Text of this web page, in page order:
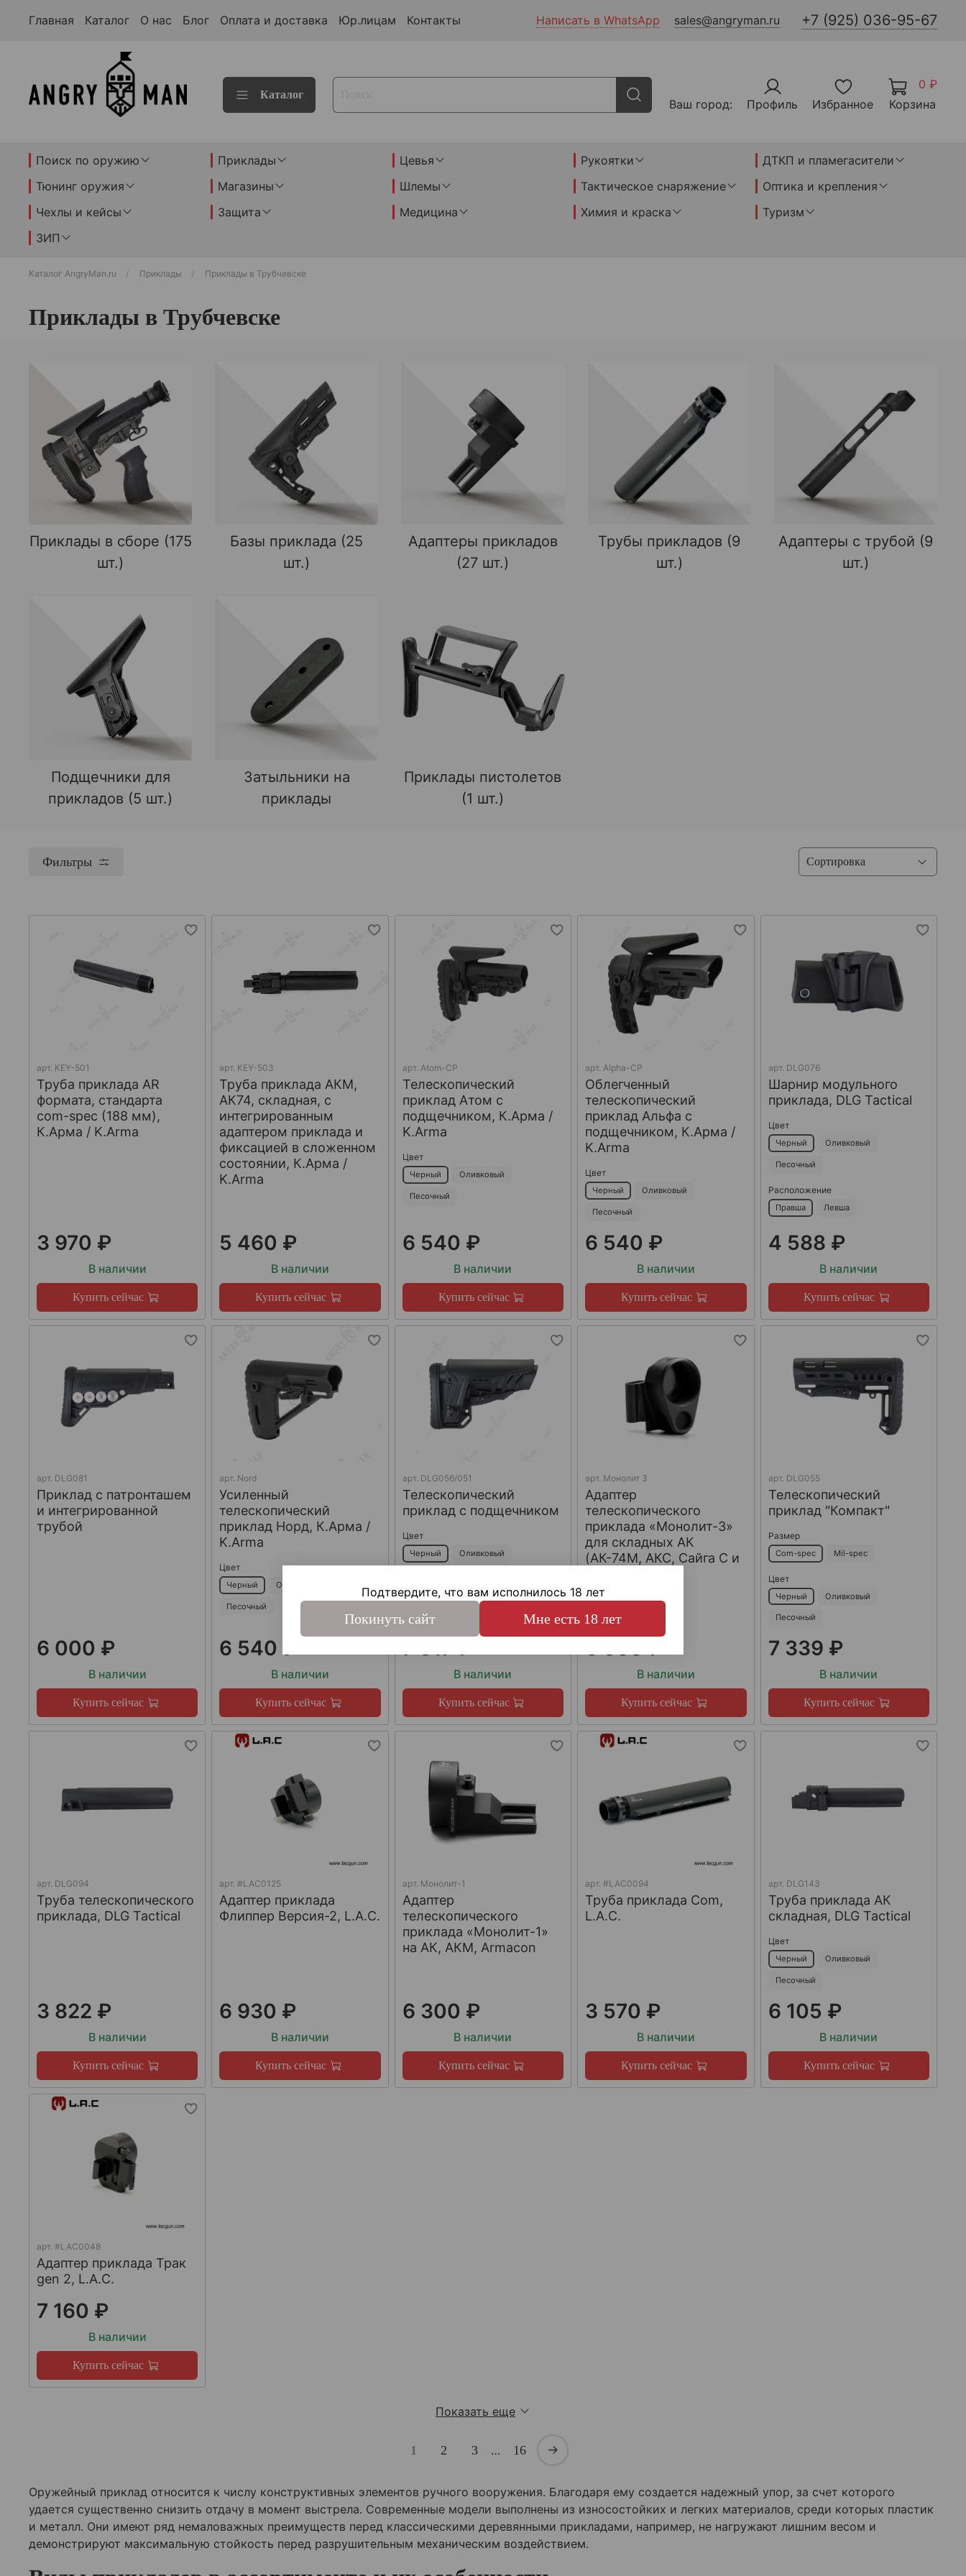
Главная Каталог О нас Блог Оплата и доставка Юр.лицам Контакты Написать в WhatsApp sales@angryman.ru +7 (925) 036-95-67
Каталог
Ваш город: Профиль Избранное
0 ₽
Корзина
Поиск по оружию Приклады Цевья Рукоятки
ДТКП и пламегасители
Тюнинг оружия
Магазины Шлемы Тактическое снаряжение
Оптика и крепления
Чехлы и кейсы
Защита Медицина Химия и краска
Туризм
ЗИП
Каталог AngryMan.ru Приклады Приклады в Трубчевске
Приклады в Трубчевске
Приклады в сборе (175
шт.)
Базы приклада (25
шт.)
Адаптеры прикладов
(27 шт.)
Трубы прикладов (9
шт.)
Адаптеры с трубой (9
шт.)
Подщечники для
прикладов (5 шт.)
Затыльники на
приклады
Приклады пистолетов
(1 шт.)
Фильтры
арт. KEY-501
Труба приклада AR
формата, стандарта
com-spec (188 мм),
К.Арма / K.Arma
3 970 ₽
В наличии
Купить сейчас
арт. KEY-503
Труба приклада АКМ,
АК74, складная, с
интегрированным
адаптером приклада и
фиксацией в сложенном
состоянии, К.Арма /
K.Arma
5 460 ₽
В наличии
Купить сейчас
арт. Atom-CP
Телескопический
приклад Атом с
подщечником, К.Арма /
K.Arma
Цвет
Черный Оливковый
Песочный
6 540 ₽
В наличии
Купить сейчас
арт.Alpha-CP
Облегченный
телескопический
приклад Альфа с
подщечником, К.Арма /
K.Arma
Цвет
Черный Оливковый
Песочный
6 540 ₽
В наличии
Купить сейчас
арт. DLG076
Шарнир модульного
приклада, DLG Tactical
Цвет
Черный Оливковый
Песочный
Расположение
Правша Левша
4 588 ₽
В наличии
Купить сейчас
арт. DLG081
Приклад с патронташем
и интегрированной
трубой
6 000 ₽
В наличии
Купить сейчас
арт. Nord
Усиленный
телескопический
приклад Норд, К.Арма /
K.Arma
Цвет
Черный Оливковый
Песочный
6 540 ₽
В наличии
Купить сейчас
арт. DLG056/051
Телескопический
приклад с подщечником
Цвет
Черный Оливковый
7 817 ₽
В наличии
Купить сейчас
арт. Монолит 3
Адаптер
телескопического
приклада «Монолит-3»
для складных АК
(АК-74М, АКС, Сайга С и
6 500 ₽
В наличии
Купить сейчас
арт. DLG055
Телескопический
приклад "Компакт"
Размер
Com-spec Mil-spec
Цвет
Черный Оливковый
Песочный
7 339 ₽
В наличии
Купить сейчас
арт. DLG094
Труба телескопического
приклада, DLG Tactical
3 822 ₽
В наличии
Купить сейчас
арт.#LAC0125
Адаптер приклада
Флиппер Версия-2, L.A.C.
6 930 ₽
В наличии
Купить сейчас
арт. Монолит-1
Адаптер
телескопического
приклада «Монолит-1»
на АК, АКМ, Armacon
6 300 ₽
В наличии
Купить сейчас
арт.#LAC0094
Труба приклада Com,
L.A.C.
3 570 ₽
В наличии
Купить сейчас
арт. DLG143
Труба приклада АК
складная, DLG Tactical
Цвет
Черный Оливковый
Песочный
6 105 ₽
В наличии
Купить сейчас
арт. #LAC0048
Адаптер приклада Трак
gen 2, L.A.C.
7 160 ₽
В наличии
Купить сейчас
Показать еще
1 2 3 … 16
Оружейный приклад относится к числу конструктивных элементов ручного вооружения. Благодаря ему создается надежный упор, за счет которого
удается существенно снизить отдачу в момент выстрела. Современные модели выполнены из износостойких и легких материалов, среди которых пластик
и металл. Они имеют ряд немаловажных преимуществ перед классическими деревянными прикладами, например, не нагружают лишним весом и
демонстрируют максимальную стойкость перед разрушительным механическим воздействием.
Подтвердите, что вам исполнилось 18 лет
Покинуть сайт Мне есть 18 лет